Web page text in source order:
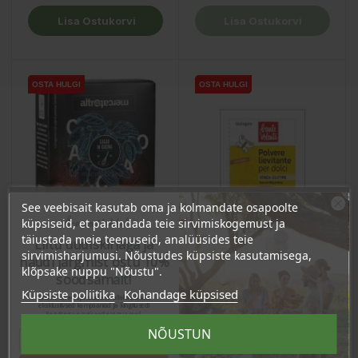
Lisa Ostukorvi
OSTA HULGI
OSTA HULGI
OSTA HULGI OSTA HULGI
OSTA HULGI
küpsetuspulber, 3x18g
See veebisait kasutab oma ja kolmandate osapoolte
küpsiseid, et parandada teie sirvimiskogemust ja
täiustada meie teenuseid, analüüsides teie
sirvimisharjumusi. Nõustudes küpsiste kasutamisega,
klõpsake nuppu "Nõustu".
Küpsiste poliitika Kohandage küpsised
NÕUSTUN
Ära veel lahku!
Liitu uudiskirjaga ja
naudi järgmist ostu 10%
soodsamalt!
Sind ootavad spetsiaalsed allahindlused,
eksklusiivsed kampaaniad ja kingitused!
Registreeru e-maili aadressiga ja saad